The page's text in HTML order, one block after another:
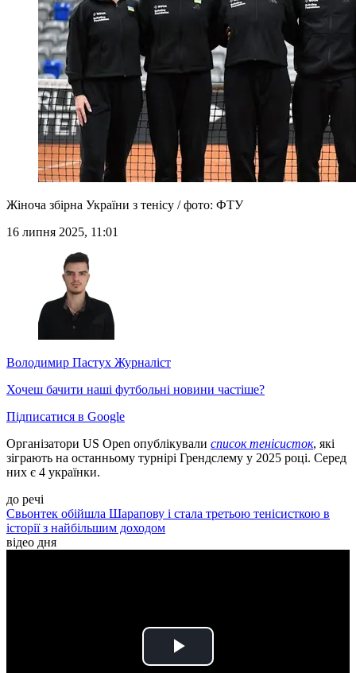
Жіноча збірна України з тенісу / фото: ФТУ
16 липня 2025, 11:01
Володимир Пастух Журналіст
Хочеш бачити наші футбольні новини частіше?
Підписатися в Google
Організатори US Open опублікували список тенісисток, які
зіграють на останньому турнірі Грендслему у 2025 році. Серед
них є 4 українки.
до речі
Свьонтек обійшла Шарапову і стала третьою тенісисткою в
історії з найбільшим доходом
відео дня
Play